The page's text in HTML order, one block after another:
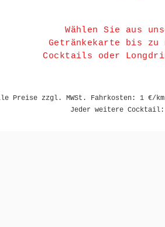
Wählen Sie aus
Getränkekarte bis zu
Cocktails oder
Preise zzgl. MWSt. Fahrkosten: 1 €/
Jeder weitere